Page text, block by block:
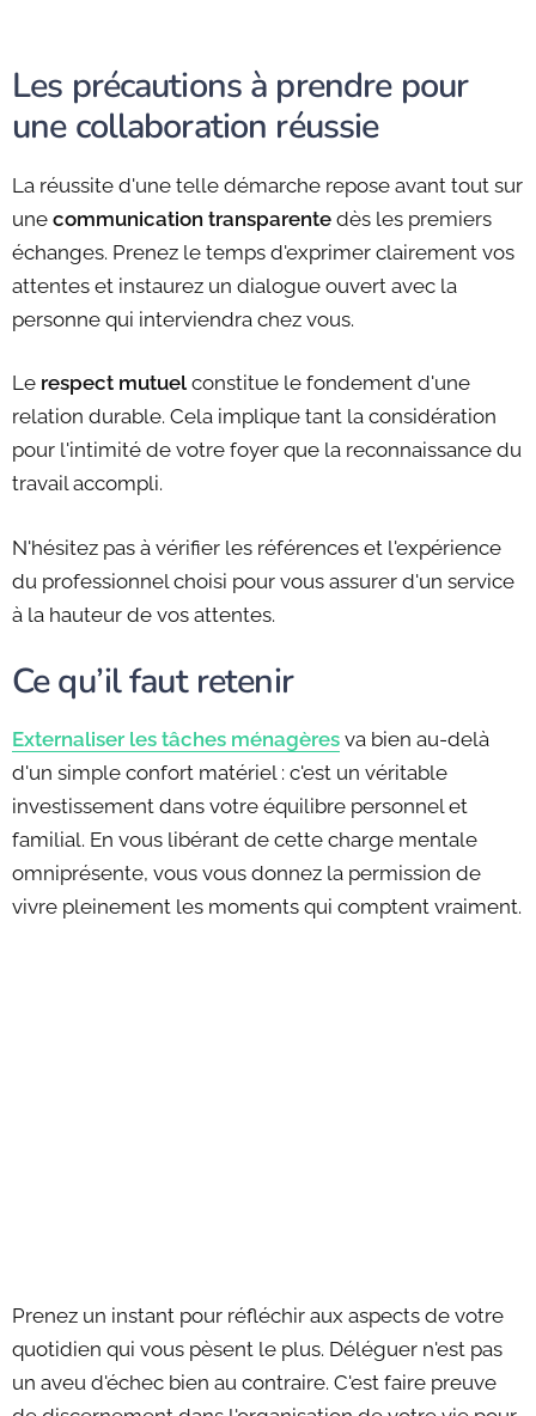
Les précautions à prendre pour
une collaboration réussie
La réussite d'une telle démarche repose avant tout sur
une communication transparente dès les premiers
échanges. Prenez le temps d'exprimer clairement vos
attentes et instaurez un dialogue ouvert avec la
personne qui interviendra chez vous.
Le respect mutuel constitue le fondement d'une
relation durable. Cela implique tant la considération
pour l'intimité de votre foyer que la reconnaissance du
travail accompli.
N'hésitez pas à vérifier les références et l'expérience
du professionnel choisi pour vous assurer d'un service
à la hauteur de vos attentes.
Ce qu’il faut retenir
Externaliser les tâches ménagères va bien au-delà
d'un simple confort matériel : c'est un véritable
investissement dans votre équilibre personnel et
familial. En vous libérant de cette charge mentale
omniprésente, vous vous donnez la permission de
vivre pleinement les moments qui comptent vraiment.
Prenez un instant pour réfléchir aux aspects de votre
quotidien qui vous pèsent le plus. Déléguer n'est pas
un aveu d'échec bien au contraire. C'est faire preuve